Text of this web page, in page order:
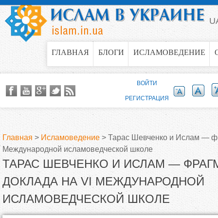
Jump to navigation
ГЛАВНАЯ БЛОГИ ИСЛАМОВЕДЕНИЕ
В
ы
з
Главная > Исламоведение > Тарас Шевченко и Ислам —
Международной исламоведческой школе
ТАРАС ШЕВЧЕНКО И ИСЛАМ —
ДОКЛАДА НА VI МЕЖДУНАРОДНОЙ
ИСЛАМОВЕДЧЕСКОЙ ШКОЛЕ
ВОЙТИ
РЕГИСТРАЦИЯ